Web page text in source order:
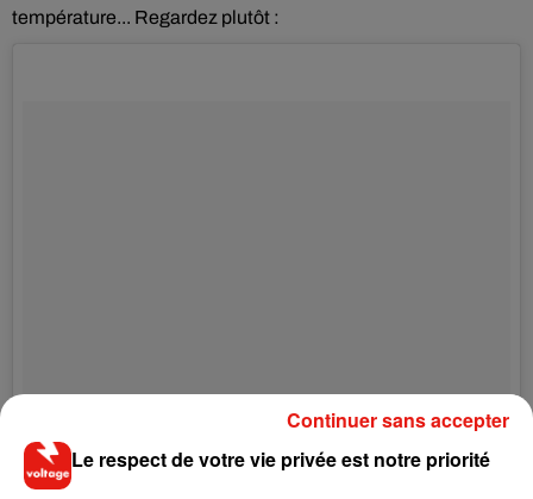
température... Regardez plutôt :
The naked truth of @kendalljenner. We tapped her best friend
@caradelevingne to interview her about fame and family for
our February 2018 issue. Link in bio. Photography by
Le respect de votre vie privée est notre priorité
Continuer sans accepter